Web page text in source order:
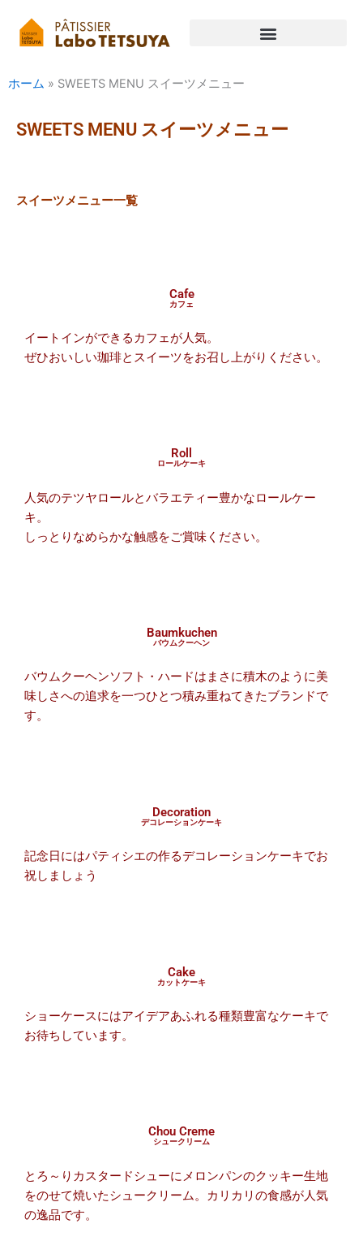
キホーム » SWEETS MENU スイーツメニュー
SWEETS MENU スイーツメニュー
スイーツメニュー一覧
Cafe
カフェ
イートインができるカフェが人気。
ぜひおいしい珈琲とスイーツをお召し上がりください。
Roll
ロールケーキ
人気のテツヤロールとバラエティー豊かなロールケー
キ。
しっとりなめらかな触感をご賞味ください。
Baumkuchen
バウムクーヘン
バウムクーヘンソフト・ハードはまさに積木のように美
味しさへの追求を一つひとつ積み重ねてきたブランドで
す。
Decoration
デコレーションケーキ
記念日にはパティシエの作るデコレーションケーキでお
祝しましょう
Cake
カットケーキ
ショーケースにはアイデアあふれる種類豊富なケーキで
お待ちしています。
Chou Creme
シュークリーム
とろ～りカスタードシューにメロンパンのクッキー生地
をのせて焼いたシュークリーム。カリカリの食感が人気
の逸品です。